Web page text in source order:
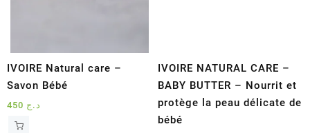
IVOIRE Natural care –
Savon Bébé
د.ج
IVOIRE NATURAL CARE –
BABY BUTTER – Nourrit et
protège la peau délicate de
bébé